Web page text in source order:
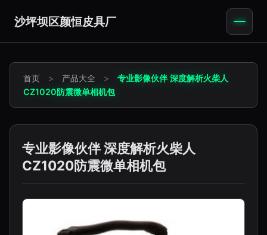
沙坪坝区颜恒皮具厂
首页 > 产品大全 >
专业影像伙伴 深度解析火柴人
CZ1020防震微单相机包
专业影像伙伴 深度解析火柴人
CZ1020防震微单相机包